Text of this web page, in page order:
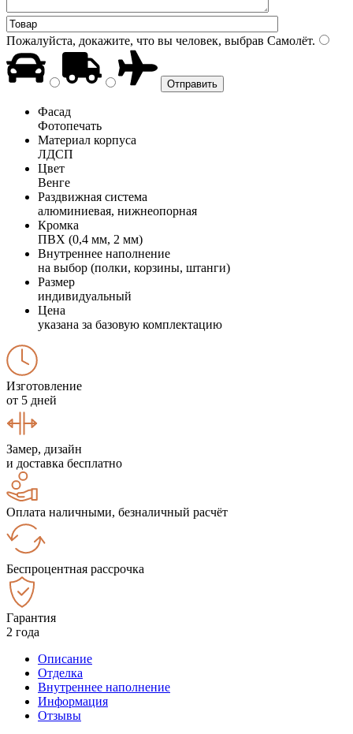
Пожалуйста, докажите, что вы человек, выбрав Самолёт.
Фасад
Фотопечать
Материал корпуса
ЛДСП
Цвет
Венге
Раздвижная система
алюминиевая, нижнеопорная
Кромка
ПВХ (0,4 мм, 2 мм)
Внутреннее наполнение
на выбор (полки, корзины, штанги)
Размер
индивидуальный
Цена
указана за базовую комплектацию
Изготовление
от 5 дней
Замер, дизайн
и доставка бесплатно
Оплата наличными, безналичный расчёт
Беспроцентная рассрочка
Гарантия
2 года
Описание
Отделка
Внутреннее наполнение
Информация
Отзывы